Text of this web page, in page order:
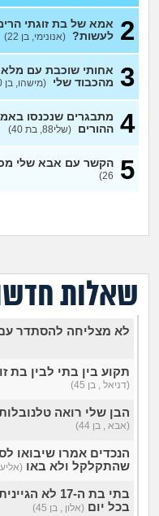
2
אמא של בת זוגתי
לעשות? (אנונימי, בן 22)
3 אחותי שוכבת עם מלא
מהכבוד שלי (מישהו, בן 20)
4 מתבגרים שנכנסו
ההורים (שלי88, בת 40)
5 הקשר עם אבא שלי
26)
שאלות
לא מצליחה להסתדר
תקוע בין בתי לבין בת
(דניאל , בן 45)
הבן שלי רואה
(אבא , בן 44)
הנכדים אמרו שיבואו
שהתקלקל ולא באו
בתי בת ה-17
בכל יום (אלון , בן 45)